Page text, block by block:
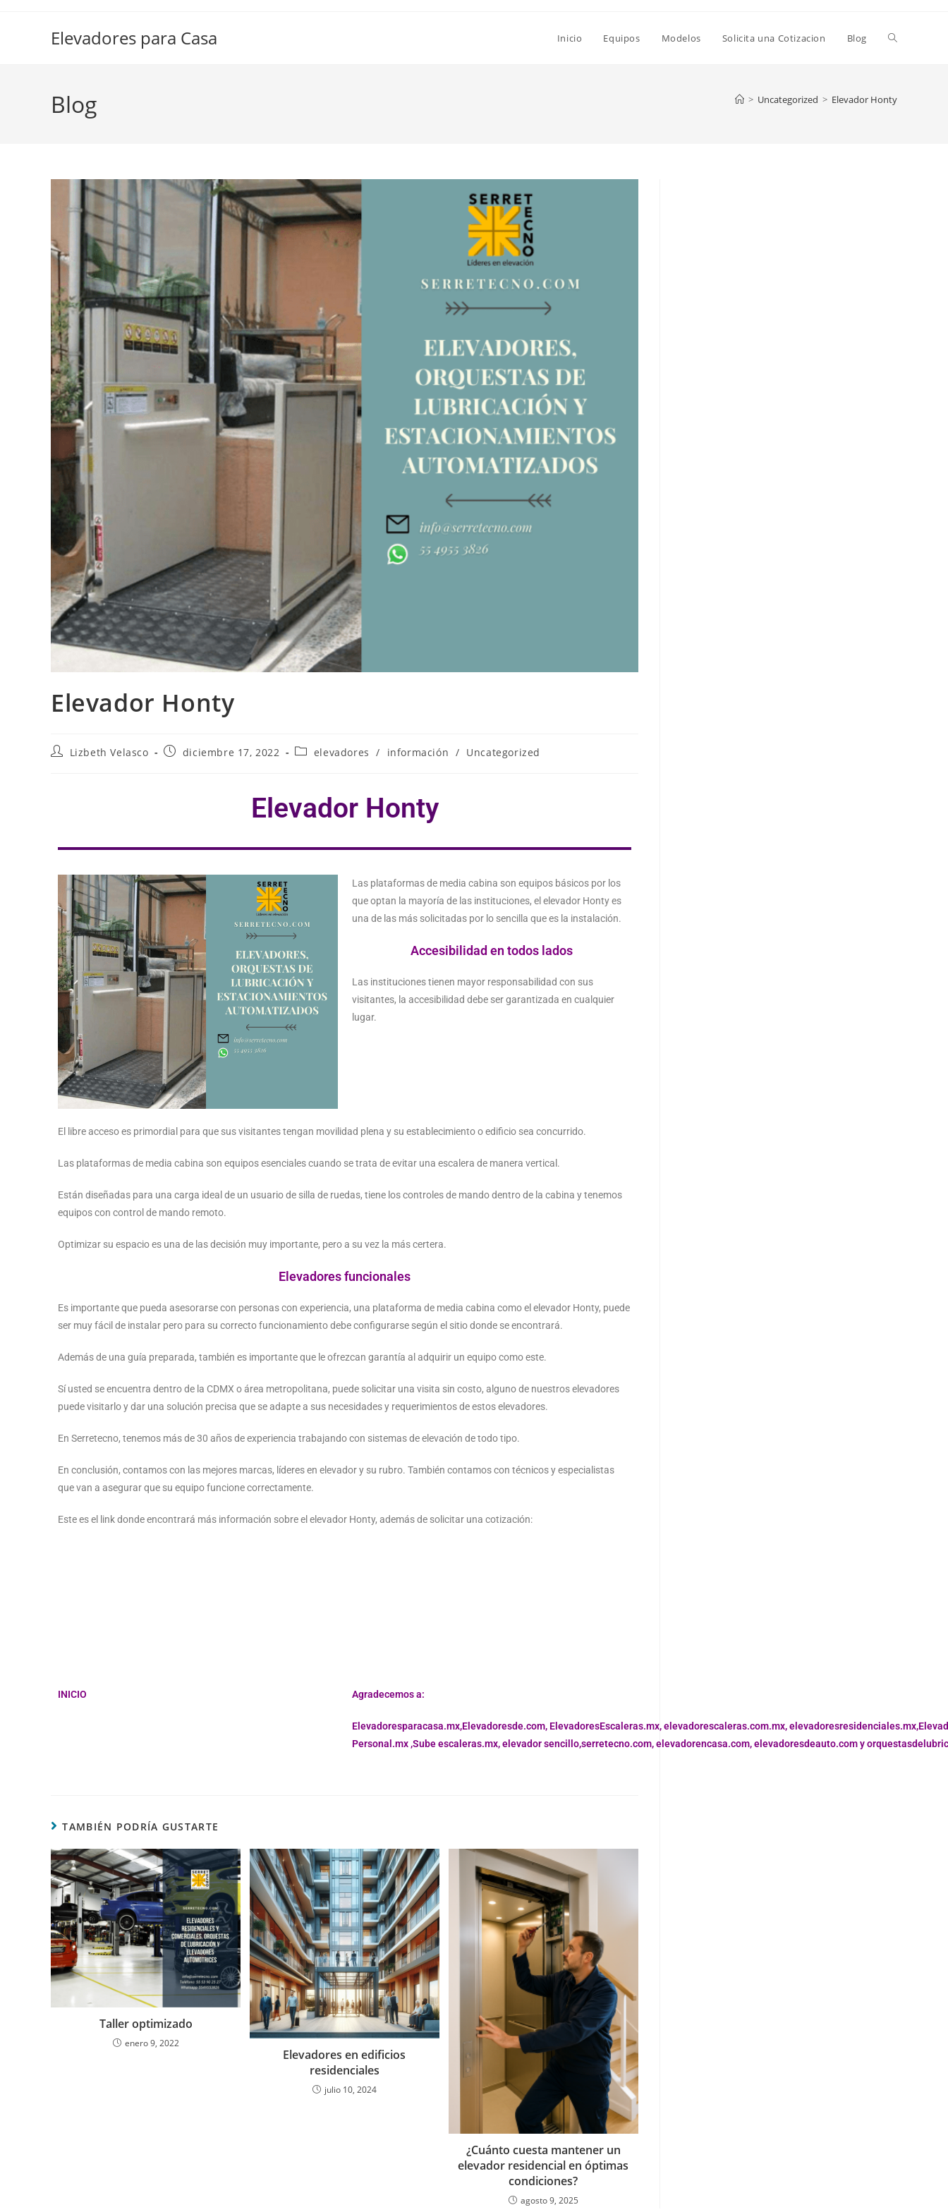
Elevadores para Casa Inicio Equipos Modelos Solicita una Cotizacion Blog
Blog > Uncategorized > Elevador Honty
Elevador Honty
Lizbeth Velasco diciembre 17, 2022 elevadores / información / Uncategorized
Elevador Honty
Las plataformas de media cabina son equipos básicos por los
que optan la mayoría de las instituciones, el elevador Honty es
una de las más solicitadas por lo sencilla que es la instalación.
Accesibilidad en todos lados
Las instituciones tienen mayor responsabilidad con sus
visitantes, la accesibilidad debe ser garantizada en cualquier
lugar.
El libre acceso es primordial para que sus visitantes tengan movilidad plena y su establecimiento o edificio sea concurrido.
Las plataformas de media cabina son equipos esenciales cuando se trata de evitar una escalera de manera vertical.
Están diseñadas para una carga ideal de un usuario de silla de ruedas, tiene los controles de mando dentro de la cabina y tenemos
equipos con control de mando remoto.
Optimizar su espacio es una de las decisión muy importante, pero a su vez la más certera.
Elevadores funcionales
Es importante que pueda asesorarse con personas con experiencia, una plataforma de media cabina como el elevador Honty, puede
ser muy fácil de instalar pero para su correcto funcionamiento debe configurarse según el sitio donde se encontrará.
Además de una guía preparada, también es importante que le ofrezcan garantía al adquirir un equipo como este.
Sí usted se encuentra dentro de la CDMX o área metropolitana, puede solicitar una visita sin costo, alguno de nuestros elevadores
puede visitarlo y dar una solución precisa que se adapte a sus necesidades y requerimientos de estos elevadores.
En Serretecno, tenemos más de 30 años de experiencia trabajando con sistemas de elevación de todo tipo.
En conclusión, contamos con las mejores marcas, líderes en elevador y su rubro. También contamos con técnicos y especialistas
que van a asegurar que su equipo funcione correctamente.
Este es el link donde encontrará más información sobre el elevador Honty, además de solicitar una cotización:
INICIO Agradecemos a:
Elevadoresparacasa.mx,Elevadoresde.com, ElevadoresEscaleras.mx,elevadorescaleras.com.mx,elevadoresresidenciales.mx,
Personal.mx ,Sube escaleras.mx,elevador sencillo,serretecno.com, elevadorencasa.com, elevadoresdeauto.comy
TAMBIÉN PODRÍA GUSTARTE
Taller optimizado
enero 9, 2022
Elevadores en edificios
residenciales
julio 10, 2024
¿Cuánto cuesta mantener un
elevador residencial en óptimas
condiciones?
agosto 9, 2025